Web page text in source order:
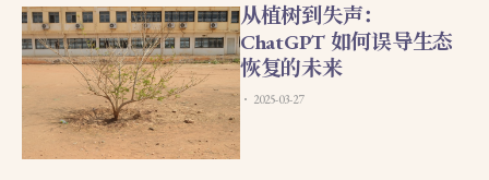
从植树到失声：
ChatGPT 如何误导生态
恢复的未来
2025-03-27